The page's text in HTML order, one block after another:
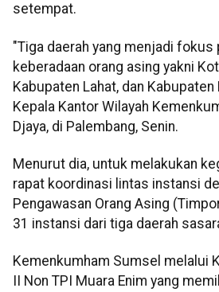
setempat.
"Tiga daerah yang menjadi fokus
keberadaan orang asing yakni
Kabupaten Lahat, dan Kabupaten
Kepala Kantor Wilayah
Djaya, di Palembang, Senin.
Menurut dia, untuk melakukan
rapat koordinasi lintas instansi
Pengawasan Orang Asing
31 instansi dari tiga daerah
Kemenkumham Sumsel melalui
II Non TPI Muara Enim yang